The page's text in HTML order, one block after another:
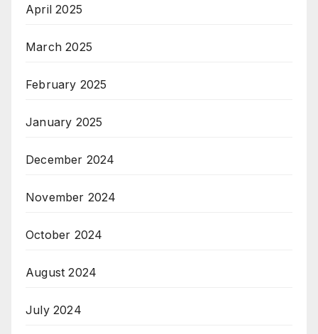
April 2025
March 2025
February 2025
January 2025
December 2024
November 2024
October 2024
August 2024
July 2024